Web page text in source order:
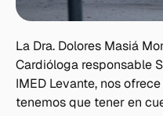
La Dra. Dolores Masiá
Cardióloga responsable
IMED Levante, nos
tenemos que tener en